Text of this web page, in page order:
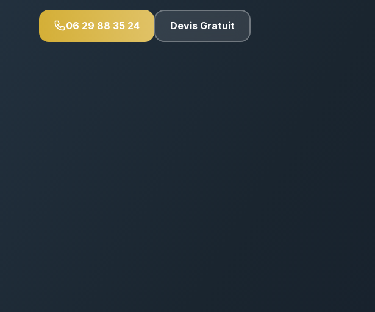
06 29 88 35 24 Devis Gratuit